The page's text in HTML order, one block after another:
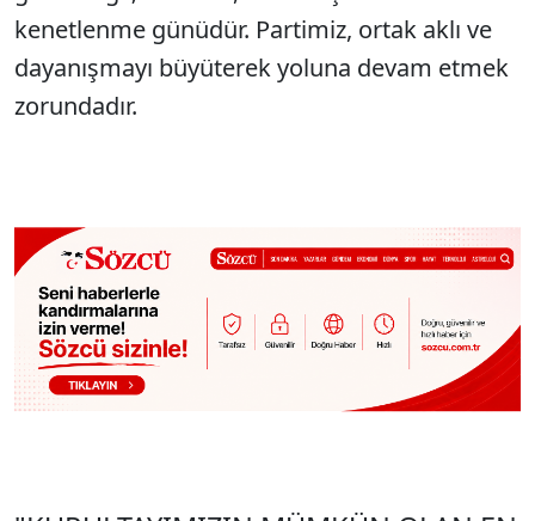
kenetlenme günüdür. Partimiz, ortak aklı ve
dayanışmayı büyüterek yoluna devam etmek
zorundadır.